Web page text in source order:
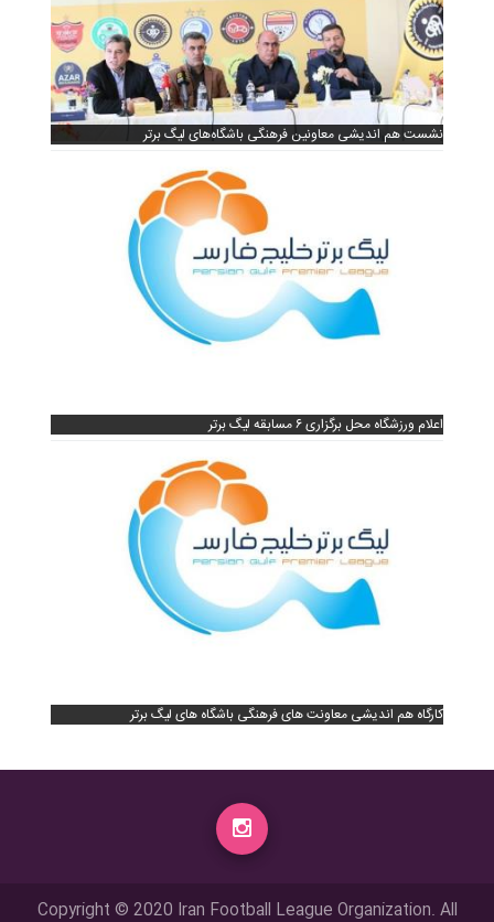
نشست هم اندیشی معاونین فرهنگی باشگاه‌های لیگ برتر
اعلام ورزشگاه محل برگزاری ۶ مسابقه لیگ برتر
کارگاه هم اندیشی معاونت های فرهنگی باشگاه های لیگ برتر
Copyright © 2020 Iran Football League Organization. All